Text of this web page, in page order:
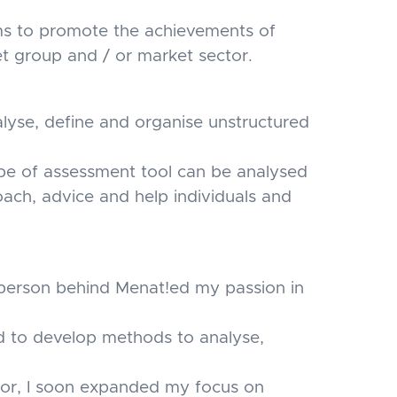
to promote the achievements of
group and / or market sector.
define and organise unstructured
of assessment tool can be analysed
advice and help individuals and
behind Menat!ed my passion in
to develop methods to analyse,
I soon expanded my focus on